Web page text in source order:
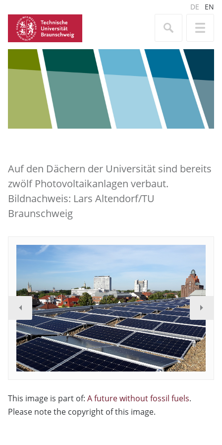
DE EN
Auf den Dächern der Universität sind bereits
zwölf Photovoltaikanlagen verbaut.
Bildnachweis: Lars Altendorf/TU
Braunschweig
This image is part of: A future without fossil fuels.
Please note the copyright of this image.